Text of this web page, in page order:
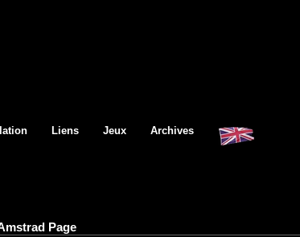
Liens Jeux Archives
Page